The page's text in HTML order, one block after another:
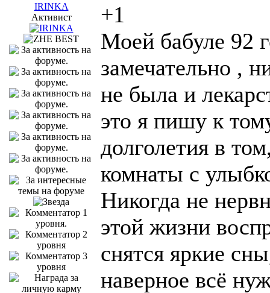
IRINKA
Активист
+1
Моей бабуле 92
замечательно ,
не была и
это я пишу к
долголетия в
комнаты с
Никогда не
этой жизни
снятся яркие
наверное всё